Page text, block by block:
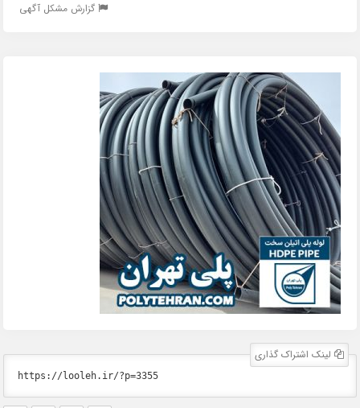
گزارش مشکل آگهی
لینک اشتراک گذاری